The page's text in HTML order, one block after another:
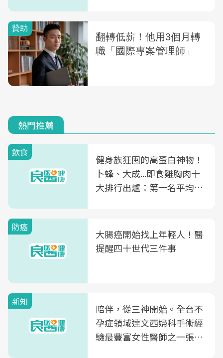
熱門推薦
飲食
健身族狂囤的高蛋白神物！
卜蜂、大成...即食雞胸肉十
大排行出爐：第一名平均一
防癌
大腸癌開始找上年輕人！醫
提醒四十世代三件事
新知
陪伴，從三神開始。全台不
孕症領域達文西婦科手術經
驗最豐富女性醫師之一張永